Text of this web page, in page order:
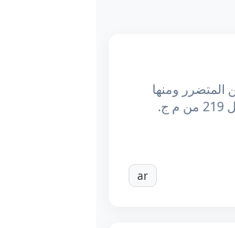
ومنها
الخطأ في التكييف القانوني باعتبار أن الأفعال المجرمة تعتبر تعذيبا على معنى الفصل 101 مكرر من م ج ولا يتعلق الامر بتطبيق احكام الفصل 219 من م ج.
ar